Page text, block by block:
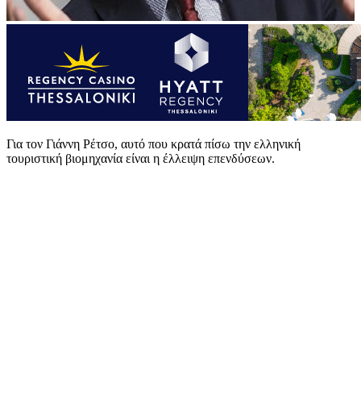
Για τον Γιάννη Ρέτσο, αυτό που κρατά πίσω την ελληνική
τουριστική βιομηχανία είναι η έλλειψη επενδύσεων.